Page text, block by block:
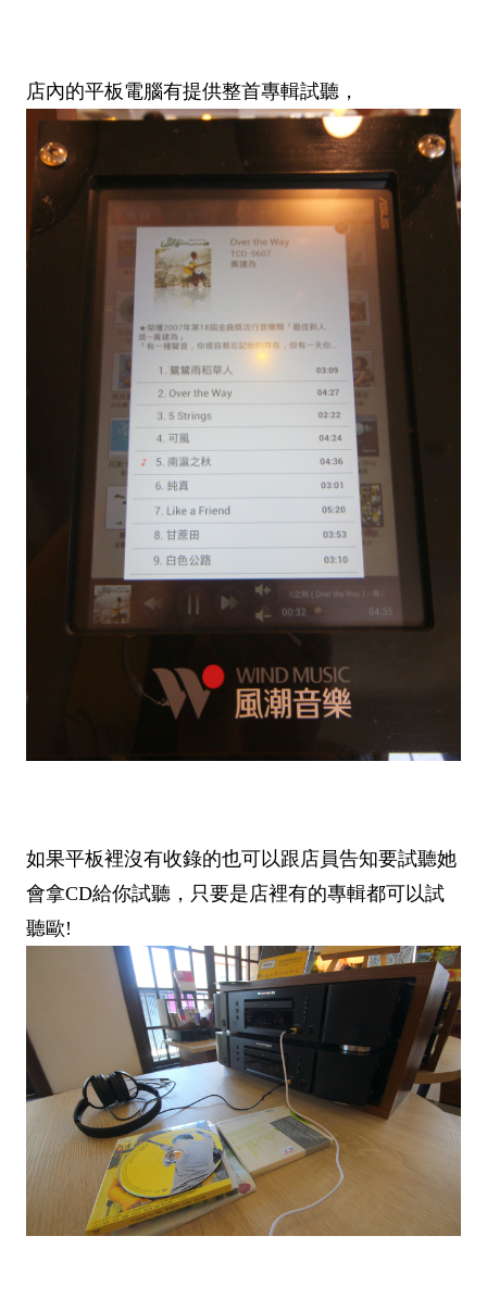
店內的平板電腦有提供整首專輯試聽，
如果平板裡沒有收錄的也可以跟店員告知要試聽她
會拿CD給你試聽，只要是店裡有的專輯都可以試
聽歐!